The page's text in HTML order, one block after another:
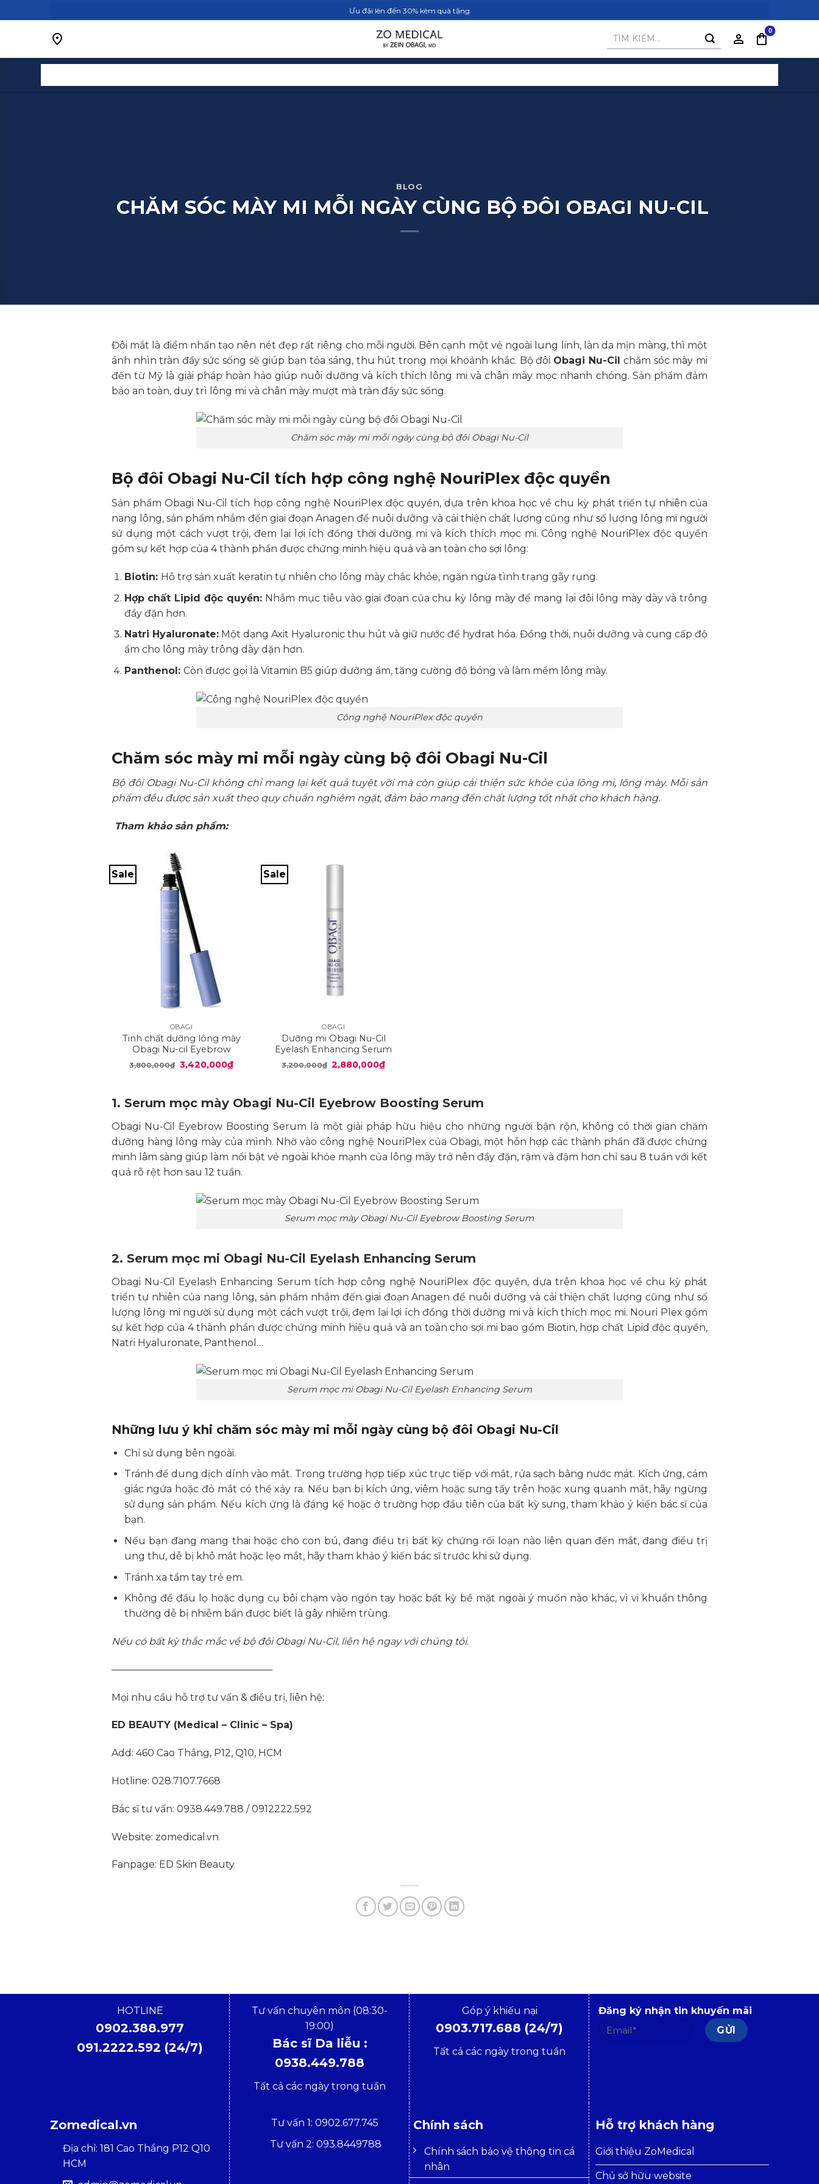
qua
Ưu đãi lên đến 30% kèm quà tặng
Tìm
BLOG
CHĂM SÓC MÀY MI MỖI NGÀY CÙNG BỘ ĐÔI OBAGI NU-CIL
Đôi mắt là điểm nhấn tạo nên nét đẹp rất riêng cho mỗi người. Bên cạnh một vẻ ngoài lung linh, làn da mịn màng, thì một
ánh nhìn tràn đầy sức sống sẽ giúp bạn tỏa sáng, thu hút trong mọi khoảnh khắc. Bộ đôi Obagi Nu-Cil chăm sóc mày mi
đến từ Mỹ là giải pháp hoàn hảo giúp nuôi dưỡng và kích thích lông mi và chân mày mọc nhanh chóng. Sản phẩm đảm
bảo an toàn, duy trì lông mi và chân mày mượt mà tràn đầy sức sống.
Chăm sóc mày mi mỗi ngày cùng bộ đôi Obagi Nu-Cil
Bộ đôi Obagi Nu-Cil tích hợp công nghệ NouriPlex độc quyền
Sản phẩm Obagi Nu-Cil tích hợp công nghệ NouriPlex độc quyền, dựa trên khoa học về chu kỳ phát triển tự nhiên của
nang lông, sản phẩm nhắm đến giai đoạn Anagen để nuôi dưỡng và cải thiện chất lượng cũng như số lượng lông mi người
sử dụng một cách vượt trội, đem lại lợi ích đồng thời dưỡng mi và kích thích mọc mi. Công nghệ NouriPlex độc quyền
gồm sự kết hợp của 4 thành phần được chứng minh hiệu quả và an toàn cho sợi lông:
Biotin: Hỗ trợ sản xuất keratin tự nhiên cho lông mày chắc khỏe, ngăn ngừa tình trạng gãy rụng.
Hợp chất Lipid độc quyền: Nhắm mục tiêu vào giai đoạn của chu kỳ lông mày để mang lại đôi lông mày dày và trông
đầy đặn hơn.
Natri Hyaluronate:Một dạng Axit Hyaluronic thu hút và giữ nước để hydrat hóa. Đồng thời, nuôi dưỡng và cung cấp độ
ẩm cho lông mày trông dày dặn hơn.
Panthenol: Còn được gọi là Vitamin B5 giúp dưỡng ẩm, tăng cường độ bóng và làm mềm lông mày.
Công nghệ NouriPlex độc quyền
Chăm sóc mày mi mỗi ngày cùng bộ đôi Obagi Nu-Cil
Bộ đôi Obagi Nu-Cil không chỉ mang lại kết quả tuyệt vời mà còn giúp cải thiện sức khỏe của lông mi, lông mày. Mỗi sản
phẩm đều được sản xuất theo quy chuẩn nghiêm ngặt, đảm bảo mang đến chất lượng tốt nhất cho khách hàng.
Tham khảo sản phẩm:
Sale
OBAGI
Tinh chất dưỡng lông mày
Obagi Nu-cil Eyebrow
Boosting Serum
3,800,000₫ Giá
gốc
3,420,000₫Giá
hiện
3,420,000₫.
Sale
OBAGI
Dưỡng mi Obagi Nu-Cil
Eyelash Enhancing Serum
cho mi dài, dày và khỏe
3,200,000₫ Giá
gốc
2,880,000₫Giá
2,880,000₫.
1. Serum mọc mày Obagi Nu-Cil Eyebrow Boosting Serum
Obagi Nu-Cil Eyebrow Boosting Serum là một giải pháp hữu hiệu cho những người bận rộn, không có thời gian chăm
dưỡng hàng lông mày của mình. Nhờ vào công nghệ NouriPlex của Obagi, một hỗn hợp các thành phần đã được chứng
minh lâm sàng giúp làm nổi bật vẻ ngoài khỏe mạnh của lông mày trở nên đầy đặn, rậm và đậm hơn chỉ sau 8 tuần với kết
quả rõ rệt hơn sau 12 tuần.
Serum mọc mày Obagi Nu-Cil Eyebrow Boosting Serum
2. Serum mọc mi Obagi Nu-Cil Eyelash Enhancing Serum
Obagi Nu-Cil Eyelash Enhancing Serum tích hợp công nghệ NouriPlex độc quyền, dựa trên khoa học về chu kỳ phát
triển tự nhiên của nang lông, sản phẩm nhắm đến giai đoạn Anagen để nuôi dưỡng và cải thiện chất lượng cũng như số
lượng lông mi người sử dụng một cách vượt trội, đem lại lợi ích đồng thời dưỡng mi và kích thích mọc mi. Nouri Plex gồm
sự kết hợp của 4 thành phần được chứng minh hiệu quả và an toàn cho sợi mi bao gồm Biotin, hợp chất Lipid độc quyền,
Natri Hyaluronate, Panthenol…
Serum mọc mi Obagi Nu-Cil Eyelash Enhancing Serum
Những lưu ý khi chăm sóc mày mi mỗi ngày cùng bộ đôi Obagi Nu-Cil
Chỉ sử dụng bên ngoài.
Tránh để dung dịch dính vào mắt. Trong trường hợp tiếp xúc trực tiếp với mắt, rửa sạch bằng nước mát. Kích ứng, cảm
giác ngứa hoặc đỏ mắt có thể xảy ra. Nếu bạn bị kích ứng, viêm hoặc sưng tấy trên hoặc xung quanh mắt, hãy ngừng
sử dụng sản phẩm. Nếu kích ứng là đáng kể hoặc ở trường hợp đầu tiên của bất kỳ sưng, tham khảo ý kiến bác sĩ của
bạn.
Nếu bạn đang mang thai hoặc cho con bú, đang điều trị bất kỳ chứng rối loạn nào liên quan đến mắt, đang điều trị
ung thư, dễ bị khô mắt hoặc lẹo mắt, hãy tham khảo ý kiến bác sĩ trước khi sử dụng.
Tránh xa tầm tay trẻ em.
Không để đầu lọ hoặc dụng cụ bôi chạm vào ngón tay hoặc bất kỳ bề mặt ngoài ý muốn nào khác, vì vi khuẩn thông
thường dễ bị nhiễm bẩn được biết là gây nhiễm trùng.
Nếu có bất kỳ thắc mắc về bộ đôi Obagi Nu-Cil, liên hệ ngay với chúng tôi.
————————————————–
Mọi nhu cầu hỗ trợ tư vấn & điều trị, liên hệ:
ED BEAUTY (Medical – Clinic – Spa)
Add: 460 Cao Thắng, P12, Q10, HCM
Hotline: 028.7107.7668
Bác sĩ tư vấn: 0938.449.788 / 0912222.592
Website: zomedical.vn
Fanpage: ED Skin Beauty
HOTLINE
0902.388.977
091.2222.592 (24/7)
Tư vấn chuyên môn (08:30-
19:00)
Bác sĩ Da liễu :
0938.449.788
Tất cả các ngày trong tuần
Góp ý khiếu nại
0903.717.688 (24/7)
Tất cả các ngày trong tuần
Đăng ký nhận tin khuyến mãi
Zomedical.vn
Địa chỉ: 181 Cao Thắng P12 Q10
HCM
Tư vấn 1: 0902.677.745
Tư vấn 2: 093.8449788
Chính sách
Chính sách bảo vệ thông tin cá
nhân
Hỗ trợ khách hàng
Giới thiệu ZoMedical
Chủ sở hữu website